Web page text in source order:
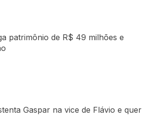
patrimônio de R$ 49 milhões e
Gaspar na vice de Flávio e quer